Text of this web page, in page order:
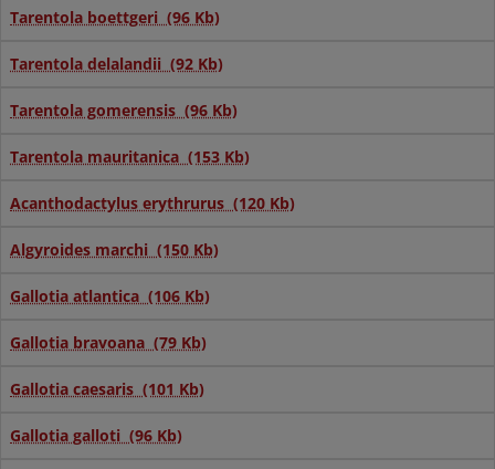
Tarentola boettgeri (96 Kb)
Tarentola delalandii (92 Kb)
Tarentola gomerensis (96 Kb)
Tarentola mauritanica (153 Kb)
Acanthodactylus erythrurus (120 Kb)
Algyroides marchi (150 Kb)
Gallotia atlantica (106 Kb)
Gallotia bravoana (79 Kb)
Gallotia caesaris (101 Kb)
Gallotia galloti (96 Kb)